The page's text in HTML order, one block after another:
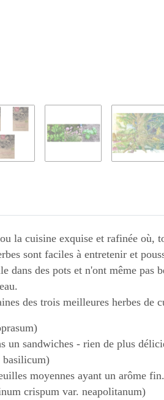
la cuisine exquise et rafinée où,
sont faciles à entretenir et
dans des pots et n'ont même
des trois meilleures herbes
un sandwiches - rien de plus
moyennes ayant un arôme fin.
crispum var. neapolitanum)